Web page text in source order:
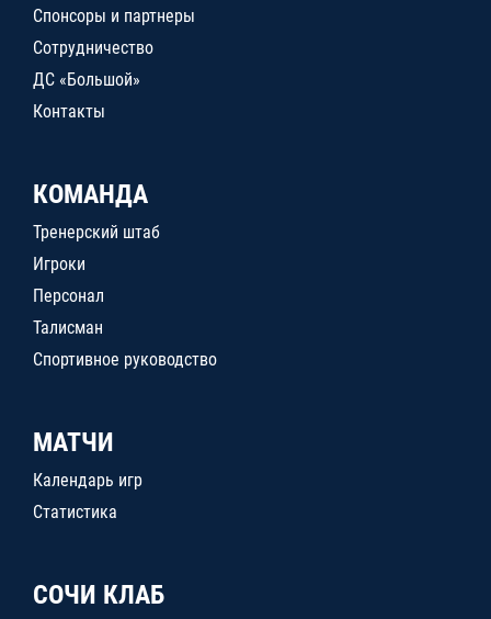
Спонсоры и партнеры
Сотрудничество
ДС «Большой»
Контакты
КОМАНДА
Тренерский штаб
Игроки
Персонал
Талисман
Спортивное руководство
МАТЧИ
Календарь игр
Статистика
СОЧИ КЛАБ